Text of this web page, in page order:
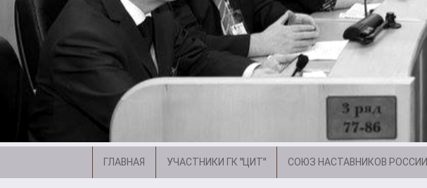
ГЛАВНАЯ УЧАСТНИКИ ГК "ЦИТ" СОЮЗ НАСТАВНИКОВ РОССИИ